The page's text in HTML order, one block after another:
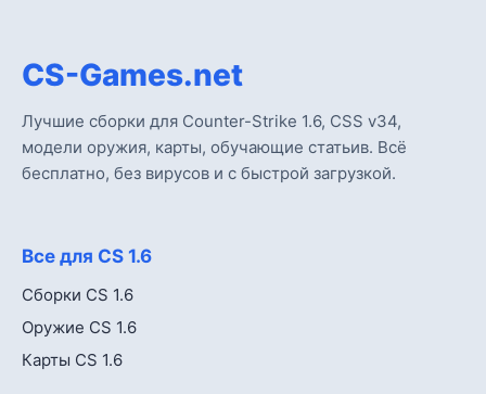
CS-Games.net
Лучшие сборки для Counter-Strike 1.6, CSS v34,
модели оружия, карты, обучающие статьив. Всё
бесплатно, без вирусов и с быстрой загрузкой.
Все для CS 1.6
Сборки CS 1.6
Оружие CS 1.6
Карты CS 1.6